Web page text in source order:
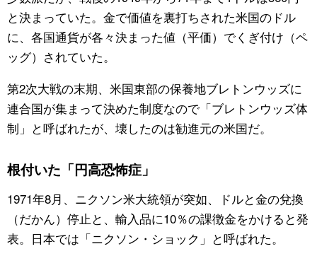
と決まっていた。金で価値を裏打ちされた米国のドル
に、各国通貨が各々決まった値（平価）でくぎ付け（ペ
ッグ）されていた。
第2次大戦の末期、米国東部の保養地ブレトンウッズに
連合国が集まって決めた制度なので「ブレトンウッズ体
制」と呼ばれたが、壊したのは勧進元の米国だ。
根付いた「円高恐怖症」
1971年8月、ニクソン米大統領が突如、ドルと金の兌換
（だかん）停止と、輸入品に10％の課徴金をかけると発
表。日本では「ニクソン・ショック」と呼ばれた。